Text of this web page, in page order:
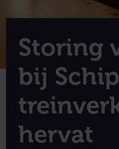
Storing
bij
hervat